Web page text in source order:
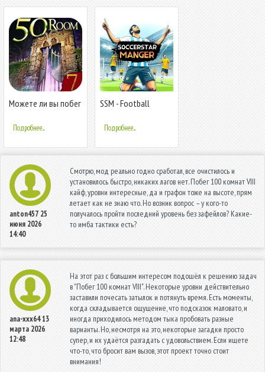
Можете ли вы побег
Подробнее...
SSM - Football
Подробнее...
anton457 25
июня 2026
14:40
Смотрю, мод реально годно сработал, все очистилось и
установилось быстро, никаких лагов нет. Побег 100 комнат VIII
кайф, уровни интересные, да и графон тоже на высоте, прям
летает как не знаю что. Но возник вопрос – у кого-то
получалось пройти последний уровень без зафейлов? Какие-
то имба тактики есть?
ana-xxx6413
марта 2026
12:48
На этот раз с большим интересом подошёл к решению задач
в "Побег 100 комнат VIII". Некоторые уровни действительно
заставили почесать затылок и потянуть время. Есть моменты,
когда складывается ощущение, что подсказок маловато, и
иногда приходилось методом тыка пробовать разные
варианты. Но, несмотря на это, некоторые загадки просто
супер, и их удаётся разгадать с удовольствием. Если ищете
что-то, что бросит вам вызов, этот проект точно стоит
внимания!